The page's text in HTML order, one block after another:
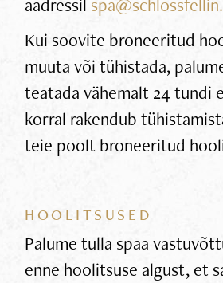
aadressil
Kui soovite broneeritud
muuta või tühistada,
teatada vähemalt 24 tundi
korral rakendub
teie poolt broneeritud
HOOLITSUSED
Palume tulla spaa
enne hoolitsuse algust, et